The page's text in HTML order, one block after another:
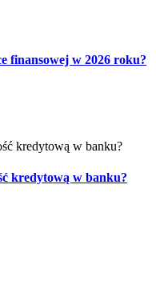
finansowej w 2026 roku?
kredytową w banku?